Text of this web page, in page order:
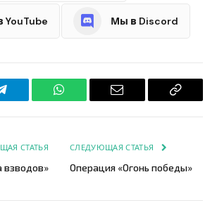
YouTube Мы в Discord
Telegram WhatsApp Email
Copy
СТАТЬЯ
взводов»
СЛЕДУЮЩАЯ СТАТЬЯ
Операция «Огонь победы»